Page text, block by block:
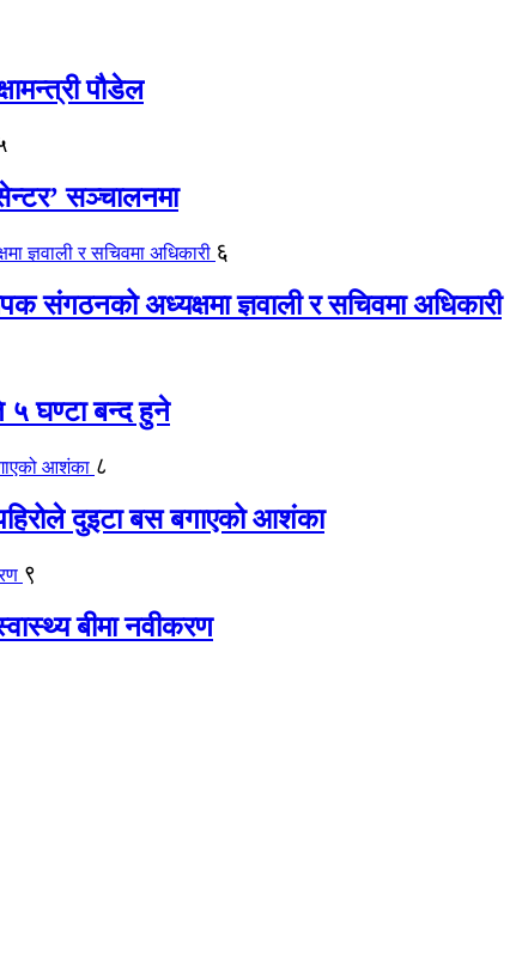
पौडेल
सञ्चालनमा
६
संगठनको अध्यक्षमा ज्ञवाली र सचिवमा अधिकारी
५ घण्टा बन्द हुने
८
दुइटा बस बगाएको आशंका
९
बीमा नवीकरण